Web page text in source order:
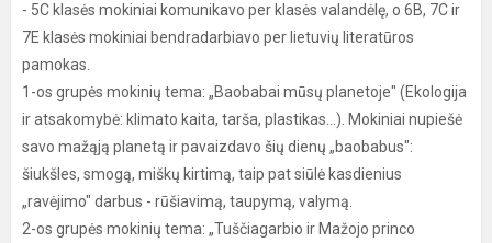
- 5C klasės mokiniai komunikavo per klasės valandėlę, o 6B, 7C ir
7E klasės mokiniai bendradarbiavo per lietuvių literatūros
pamokas.
1-os grupės mokinių tema: „Baobabai mūsų planetoje" (Ekologija
ir atsakomybė: klimato kaita, tarša, plastikas...). Mokiniai nupiešė
savo mažąją planetą ir pavaizdavo šių dienų „baobabus":
šiukšles, smogą, miškų kirtimą, taip pat siūlė kasdienius
„ravėjimo" darbus - rūšiavimą, taupymą, valymą.
2-os grupės mokinių tema: „Tuščiagarbio ir Mažojo princo